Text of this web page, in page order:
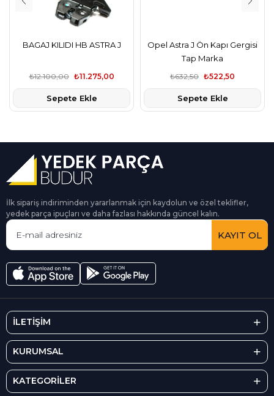
BAGAJ KILIDI HB ASTRA J
₺11.275,00
₺12.100,00
Sepete Ekle
Opel Astra J Ön Kapı Gergisi
Tap Marka
₺522,50
₺632,50
Sepete Ekle
İlk sipariş indiriminden yararlanmak için kaydolun ve özel teklifler,
yedek parça ipuçları ve daha fazlası hakkında güncel kalın.
KAYIT OL
İLETİŞİM
KURUMSAL
KATEGORİLER